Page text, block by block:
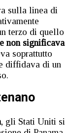
sulla linea di
terzo di quello
non significava
soprattutto
diffidava di un
, gli Stati Uniti si